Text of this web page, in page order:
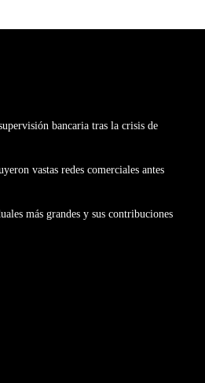
bancaria tras la crisis de
vastas redes comerciales antes
más grandes y sus contribuciones